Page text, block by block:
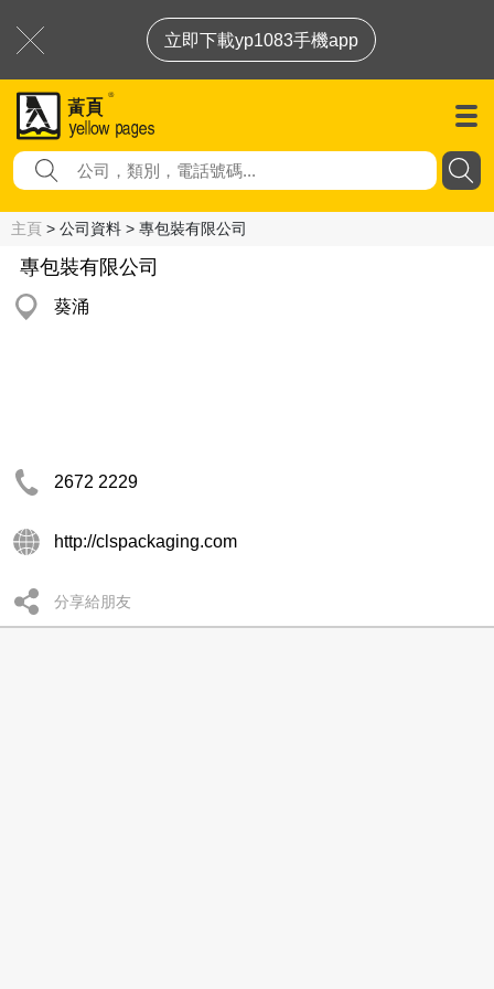
立即下載yp1083手機app
主頁 > 公司資料 > 專包裝有限公司
專包裝有限公司
葵涌
2672 2229
http://clspackaging.com
分享給朋友